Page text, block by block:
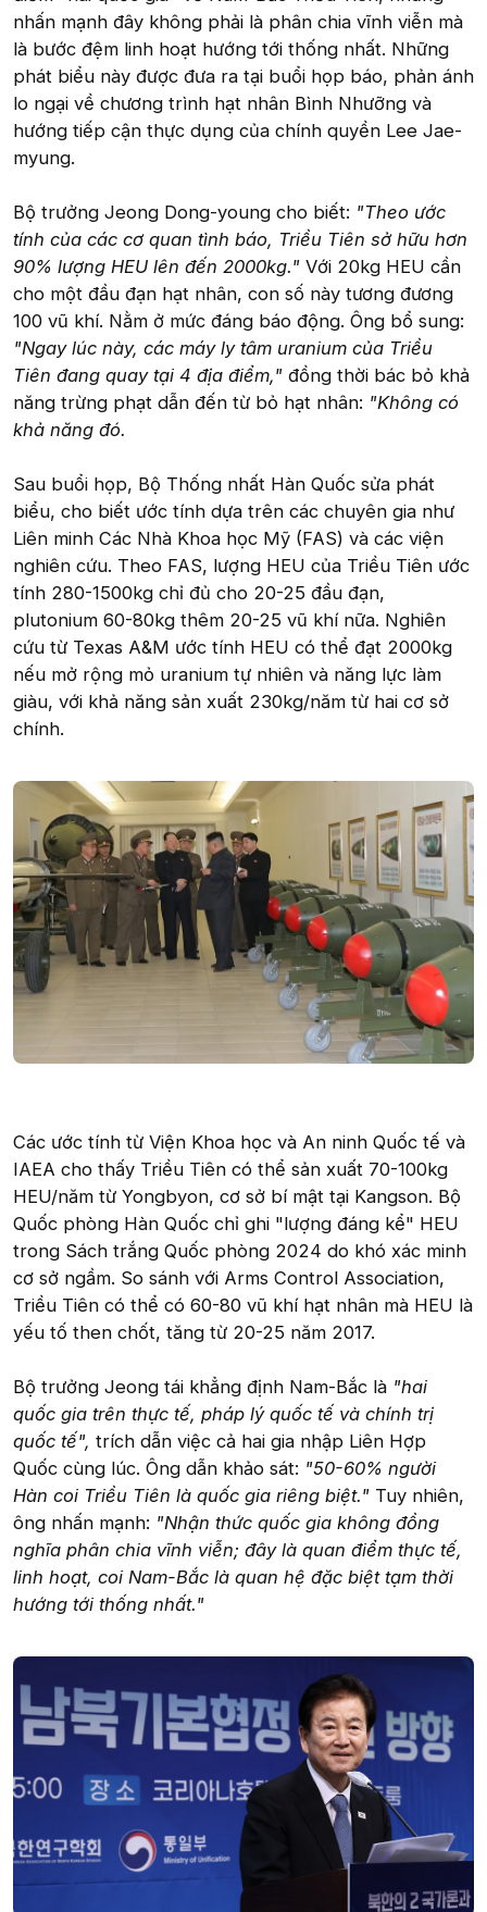
nhấn mạnh đây không phải là phân chia vĩnh viễn mà
là bước đệm linh hoạt hướng tới thống nhất. Những
phát biểu này được đưa ra tại buổi họp báo, phản ánh
lo ngại về chương trình hạt nhân Bình Nhưỡng và
hướng tiếp cận thực dụng của chính quyền Lee Jae-
myung.
Bộ trưởng Jeong Dong-young cho biết: "Theo ước
tính của các cơ quan tình báo, Triều Tiên sở hữu hơn
90% lượng HEU lên đến 2000kg." Với 20kg HEU cần
cho một đầu đạn hạt nhân, con số này tương đương
100 vũ khí. Nằm ở mức đáng báo động. Ông bổ sung:
"Ngay lúc này, các máy ly tâm uranium của Triều
Tiên đang quay tại 4 địa điểm," đồng thời bác bỏ khả
năng trừng phạt dẫn đến từ bỏ hạt nhân: "Không có
khả năng đó.
Sau buổi họp, Bộ Thống nhất Hàn Quốc sửa phát
biểu, cho biết ước tính dựa trên các chuyên gia như
Liên minh Các Nhà Khoa học Mỹ (FAS) và các viện
nghiên cứu. Theo FAS, lượng HEU của Triều Tiên ước
tính 280-1500kg chỉ đủ cho 20-25 đầu đạn,
plutonium 60-80kg thêm 20-25 vũ khí nữa. Nghiên
cứu từ Texas A&M ước tính HEU có thể đạt 2000kg
nếu mở rộng mỏ uranium tự nhiên và năng lực làm
giàu, với khả năng sản xuất 230kg/năm từ hai cơ sở
chính.
Các ước tính từ Viện Khoa học và An ninh Quốc tế và
IAEA cho thấy Triều Tiên có thể sản xuất 70-100kg
HEU/năm từ Yongbyon, cơ sở bí mật tại Kangson. Bộ
Quốc phòng Hàn Quốc chỉ ghi "lượng đáng kể" HEU
trong Sách trắng Quốc phòng 2024 do khó xác minh
cơ sở ngầm. So sánh với Arms Control Association,
Triều Tiên có thể có 60-80 vũ khí hạt nhân mà HEU là
yếu tố then chốt, tăng từ 20-25 năm 2017.
Bộ trưởng Jeong tái khẳng định Nam-Bắc là "hai
quốc gia trên thực tế, pháp lý quốc tế và chính trị
quốc tế", trích dẫn việc cả hai gia nhập Liên Hợp
Quốc cùng lúc. Ông dẫn khảo sát: "50-60% người
Hàn coi Triều Tiên là quốc gia riêng biệt." Tuy nhiên,
ông nhấn mạnh: "Nhận thức quốc gia không đồng
nghĩa phân chia vĩnh viễn; đây là quan điểm thực tế,
linh hoạt, coi Nam-Bắc là quan hệ đặc biệt tạm thời
hướng tới thống nhất."